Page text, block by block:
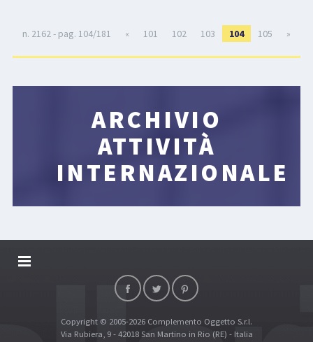
n. 2162 - pag. 104/181 « 101 102 103 104 105 »
ARCHIVIO
ATTIVITÀ
INTERNAZIONALE
DALLARIVOLLEY SOSTIENE
TOP RICERCHECopyright © 2005-2026 Complemento Oggetto S.r.l.
Via Rubiera, 9 - 42018 San Martino in Rio (RE) - Italia